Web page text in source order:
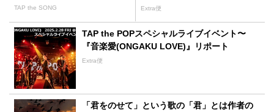
を説得したのか
TAP the SONG
よ」
Extra便
TAP the POPスペシャルライブイベント〜
『音楽愛(ONGAKU LOVE)』リポート
Extra便
「君をのせて」という歌の「君」とは作者の